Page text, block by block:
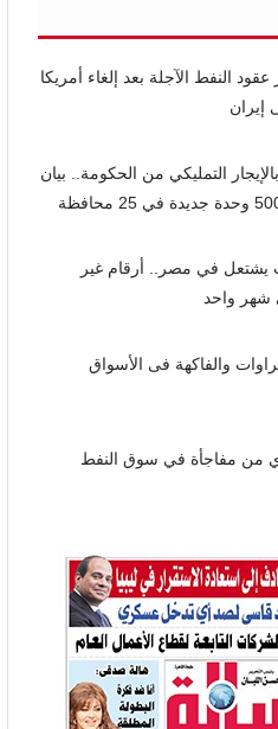
النفط الآجلة بعد إلغاء أمريكا
إيران
التمليكي من الحكومة.. بيان
يشتعل في مصر.. أرقام غير
واحد
والفاكهة فى الأسواق
من مفاجأة في سوق النفط